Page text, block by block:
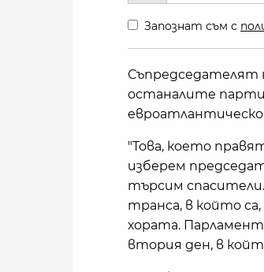
Запознат съм с
Съпредседателят
останалите
"Това, което
изберем
търсим спасители.
транса, в който
хората.
втория ден, в